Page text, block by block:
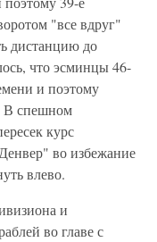
"все вдруг"
дистанцию до
что эсминцы 46-
и поэтому
В спешном
курс
во избежание
влево.
и
во главе с